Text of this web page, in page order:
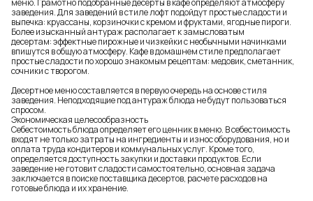
меню. Грамотно подобранные десерты в кафе определяют атмосферу
заведения. Для заведений в стиле лофт подойдут простые сладости и
выпечка: круассаны, корзиночки с кремом и фруктами, ягодные пироги.
Более изысканный антураж располагает к замысловатым
десертам: эффектные пирожные и чизкейки с необычными начинками
впишутся в общую атмосферу. Кафе в домашнем стиле предполагает
простые сладости по хорошо знакомым рецептам: медовик, сметанник,
сочники с творогом.
Десертное меню составляется в первую очередь на основе стиля
заведения. Неподходящие под антураж блюда не будут пользоваться
спросом.
Экономическая целесообразность
Себестоимость блюда определяет его ценник в меню. В себестоимость
входят не только затраты на ингредиенты и износ оборудования, но и
оплата труда кондитеров и коммунальных услуг. Кроме того,
определяется доступность закупки и доставки продуктов. Если
заведение не готовит сладости самостоятельно, основная задача
заключается в поиске поставщика десертов, расчете расходов на
готовые блюда и их хранение.